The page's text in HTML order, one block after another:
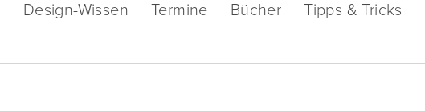
Design-Wissen Termine Bücher Tipps & Tricks